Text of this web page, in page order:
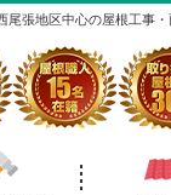
張地区中心の屋根工事